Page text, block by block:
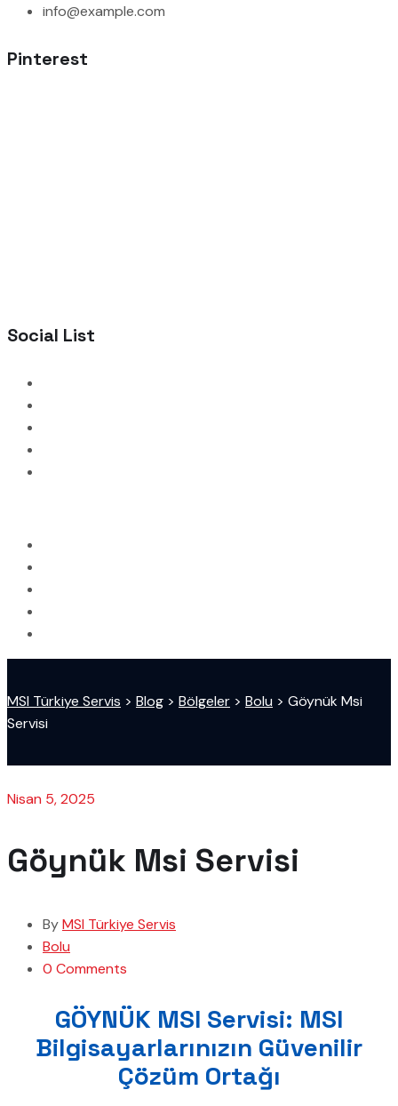
info@example.com
Pinterest
Social List
MSI Türkiye Servis > Blog > Bölgeler > Bolu > Göynük Msi
Servisi
Nisan 5, 2025
Göynük Msi Servisi
ByMSI Türkiye Servis
Bolu
0 Comments
GÖYNÜK MSI Servisi: MSI
Bilgisayarlarınızın Güvenilir
Çözüm Ortağı